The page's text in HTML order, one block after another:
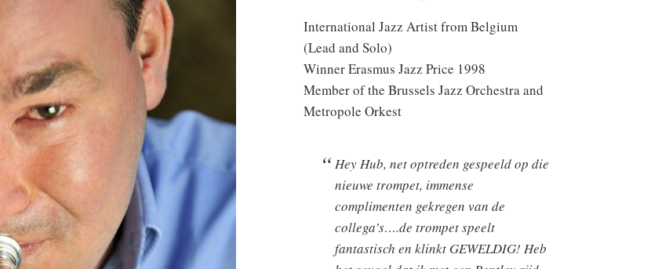
International Jazz Artist from Belgium
(Lead and Solo)
Winner Erasmus Jazz Price 1998
Member of the Brussels Jazz Orchestra and
Metropole Orkest
Hey Hub, net optreden gespeeld op die
nieuwe trompet, immense
complimenten gekregen van de
collega’s….de trompet speelt
fantastisch en klinkt GEWELDIG! Heb